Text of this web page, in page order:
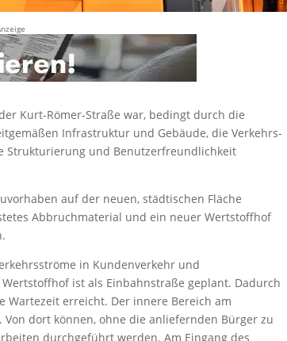
Kurt-Römer-Straße war, bedingt durch die
Infrastruktur und Gebäude, die Verkehrs-
Strukturierung und Benutzerfreundlichkeit
auf der neuen, städtischen Fläche
Abbruchmaterial und ein neuer Wertstoffhof
in Kundenverkehr und
ist als Einbahnstraße geplant. Dadurch
erreicht. Der innere Bereich am
dort können, ohne die anliefernden Bürger zu
durchgeführt werden. Am Eingang des